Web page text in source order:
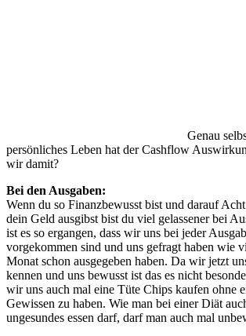
Genau
persönliches Leben hat der Cashflow
wir damit?
Bei den Ausgaben:
Wenn du so Finanzbewusst bist und darauf
dein Geld ausgibst bist du viel gelassener bei
ist es so ergangen, dass wir uns bei jeder
vorgekommen sind und uns gefragt haben wie
Monat schon ausgegeben haben. Da wir jetzt
kennen und uns bewusst ist das es nicht
wir uns auch mal eine Tüte Chips kaufen ohne
Gewissen zu haben. Wie man bei einer Diät
ungesundes essen darf, darf man auch mal